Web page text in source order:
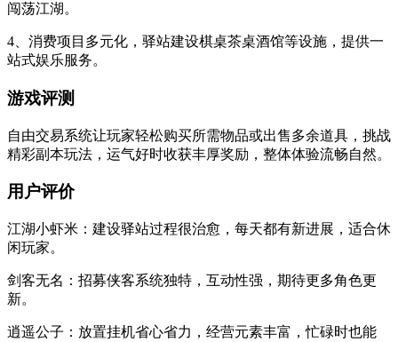
闯荡江湖。
4、消费项目多元化，驿站建设棋桌茶桌酒馆等设施，提供一
站式娱乐服务。
游戏评测
自由交易系统让玩家轻松购买所需物品或出售多余道具，挑战
精彩副本玩法，运气好时收获丰厚奖励，整体体验流畅自然。
用户评价
江湖小虾米：建设驿站过程很治愈，每天都有新进展，适合休
闲玩家。
剑客无名：招募侠客系统独特，互动性强，期待更多角色更
新。
逍遥公子：放置挂机省心省力，经营元素丰富，忙碌时也能